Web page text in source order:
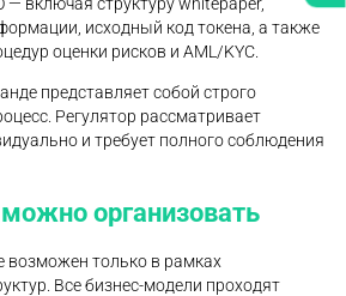
исходный код токена, а также
оценки рисков и AML/KYC.
представляет собой строго
Регулятор рассматривает
и требует полного соблюдения
организовать
возможен только в рамках
Все бизнес-модели проходят